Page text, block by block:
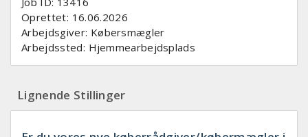
Oprettet: 16.06.2026
Arbejdsgiver: Købersmægler
Arbejdssted: Hjemmearbejdsplads
Lignende Stillinger